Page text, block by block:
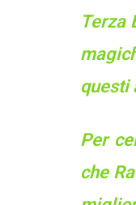
Terza
questi
Per
che